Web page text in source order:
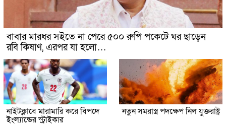
বাবার মারধর সইতে না পেরে ৫০০ রুপি পকেটে ঘর ছাড়েন
রবি কিষাণ, এরপর যা হলো…
নাইটক্লাবে মারামারি করে বিপদে
ইংল্যান্ডের স্ট্রাইকার
নতুন সমরাস্ত্র পদক্ষেপ নিল যুক্তরাষ্ট্র